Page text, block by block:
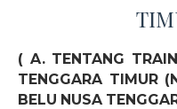
( A. TENTANG
TENGGARA TIMUR
BELU NUSA